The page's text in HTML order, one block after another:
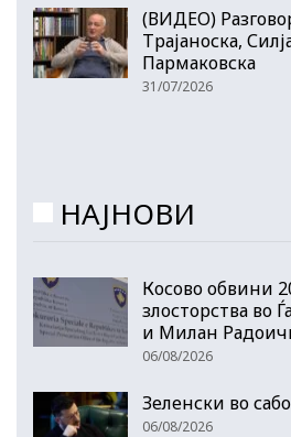
(ВИДЕО)
Трајаноска,
Пармаковска
31/07/2026
НАЈНОВИ
Косово обвини
злосторства во
и Милан
06/08/2026
Зеленски во
06/08/2026